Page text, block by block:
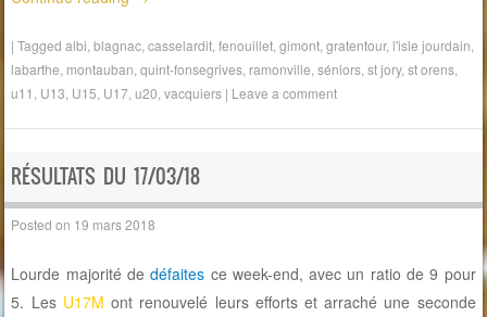
|Taggedalbi ,blagnac ,casselardit ,fenouillet ,gimont ,gratentour, l'isle jourdain
labarthe montauban ,quint-fonsegrives ramonville ,séniors ,st jory,st orens
u11 U13 U15 U17 ,u20 ,vacquiers | Leave a comment
RÉSULTATS DU 17/03/18
Posted on 19 mars 2018
Lourde majorité dedéfaites ce week-end, avec un ratio de 9 pour
5. Les U17M ont renouvelé leurs efforts et arraché une seconde